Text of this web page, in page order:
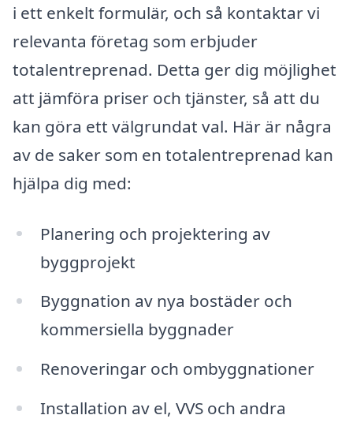
i ett enkelt formulär, och så kontaktar vi
relevanta företag som erbjuder
totalentreprenad. Detta ger dig möjlighet
att jämföra priser och tjänster, så att du
kan göra ett välgrundat val. Här är några
av de saker som en totalentreprenad kan
hjälpa dig med:
Planering och projektering av
byggprojekt
Byggnation av nya bostäder och
kommersiella byggnader
Renoveringar och ombyggnationer
Installation av el, VVS och andra